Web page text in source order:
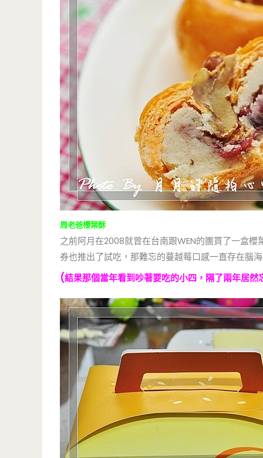
周老爸櫻葉酥
之前阿月在2008就曾在台南跟WEN的團買了一盒櫻
券也推出了試吃，那難忘的蔓越莓口感一直存在腦
(結果那個當年看到吵著要吃的小四，隔了兩年居然